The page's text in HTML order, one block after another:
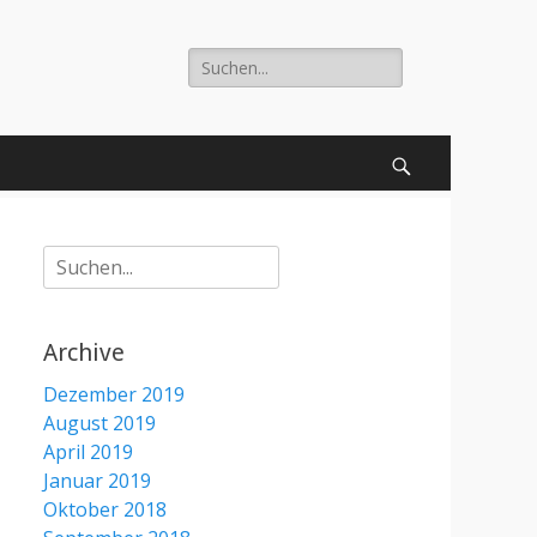
Suche
nach:
Suche
nach:
Archive
Dezember 2019
August 2019
April 2019
Januar 2019
Oktober 2018